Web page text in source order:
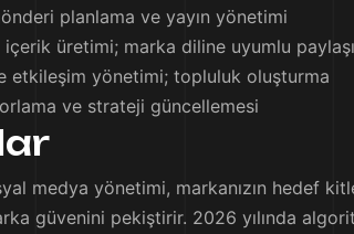
planlama ve yayın yönetimi
üretimi; marka diline uyumlu
etkileşim yönetimi; topluluk oluşturma
ve strateji güncellemesi
medya yönetimi, markanızın hedef
güvenini pekiştirir. 2026 yılında